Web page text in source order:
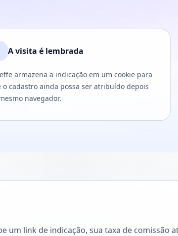
A visita é lembrada
armazena a indicação em um cookie para
o cadastro ainda possa ser atribuído depois
navegador.
um link de indicação, sua taxa de comissão